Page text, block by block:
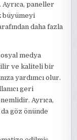
paneller
büyümeyi
daha fazla
medya
ve kaliteli bir
yardımcı olur.
geri
Ayrıca,
göz önünde